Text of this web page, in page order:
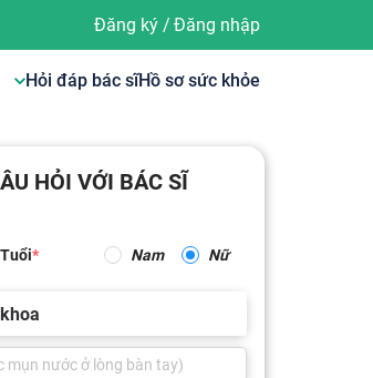
Đăng ký/ Đăng nhập
Hỏi đáp bác sĩHồ sơ sức khỏe
HỎI VỚI BÁC SĨ
Tuổi Nam Nữ